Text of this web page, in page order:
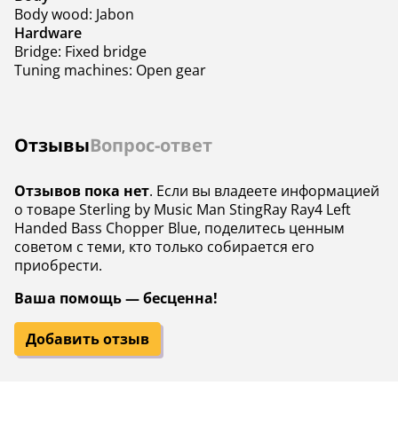
Body wood: Jabon
Hardware
Bridge: Fixed bridge
Tuning machines: Open gear
ОтзывыВопрос-ответ
Отзывов пока нет. Если вы владеете информацией
о товаре Sterling by Music Man StingRay Ray4 Left
Handed Bass Chopper Blue, поделитесь ценным
советом с теми, кто только собирается его
приобрести.
Ваша помощь — бесценна!
Добавить отзыв